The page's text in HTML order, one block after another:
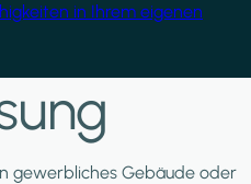
in Ihrem eigenen
gewerbliches Gebäude oder